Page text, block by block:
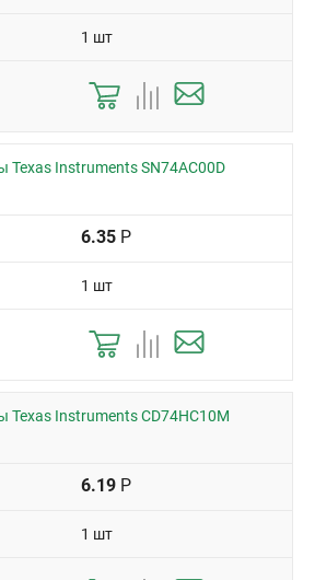
1 шт
Texas Instruments SN74AC00D
6.35 Р
1 шт
Texas Instruments CD74HC10M
6.19 Р
1 шт